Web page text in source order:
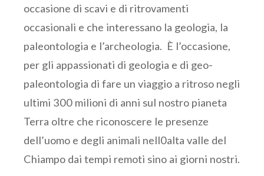
occasione di scavi e di ritrovamenti
occasionali e che interessano la geologia, la
paleontologia e l’archeologia. È l’occasione,
per gli appassionati di geologia e di geo-
paleontologia di fare un viaggio a ritroso negli
ultimi 300 milioni di anni sul nostro pianeta
Terra oltre che riconoscere le presenze
dell’uomo e degli animali nell0alta valle del
Chiampo dai tempi remoti sino ai giorni nostri.